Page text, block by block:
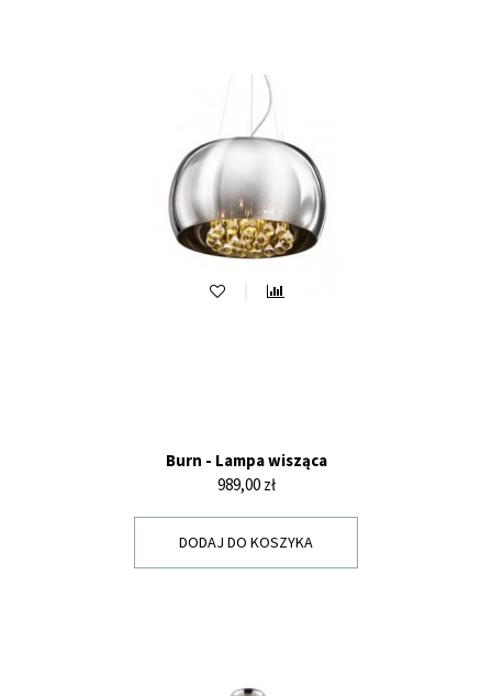
Burn - Lampa wisząca
Cena
989,00 zł
DODAJ DO KOSZYKA